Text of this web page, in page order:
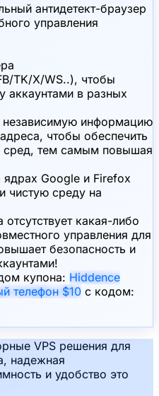
антидетект-браузер
управления
TK/X/WS..), чтобы
аккаунтами в разных
информацию
чтобы обеспечить
сред, тем самым повышая
ядрах Google и Firefox
чистую среду на
какая-либо
управления для
безопасность и
купона: Hiddence
телефон $10 с кодом:
VPS решения для
надежная
и удобство это